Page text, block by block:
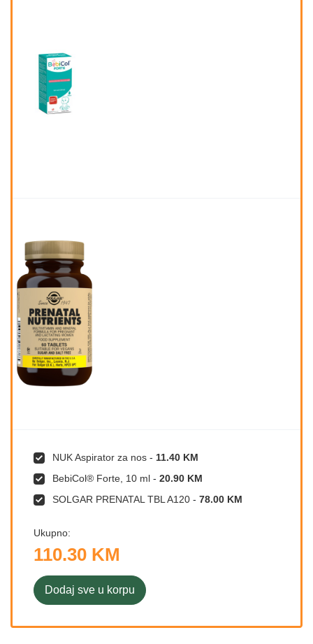
NUK Aspirator za nos - 11.40 KM
BebiCol® Forte, 10 ml - 20.90 KM
SOLGAR PRENATAL TBL A120 - 78.00 KM
Ukupno:
110.30 KM
Dodaj sve u korpu